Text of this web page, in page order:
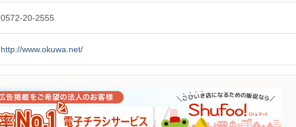
0572-20-2555
http://www.okuwa.net/